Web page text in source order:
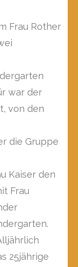
Frau Rother
war der
von den
die Gruppe
Kaiser den
Frau
25jährige